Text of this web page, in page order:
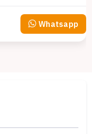
Whatsapp